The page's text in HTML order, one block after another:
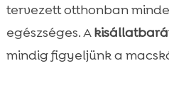
tervezett otthonban
egészséges. A
mindig figyeljünk a